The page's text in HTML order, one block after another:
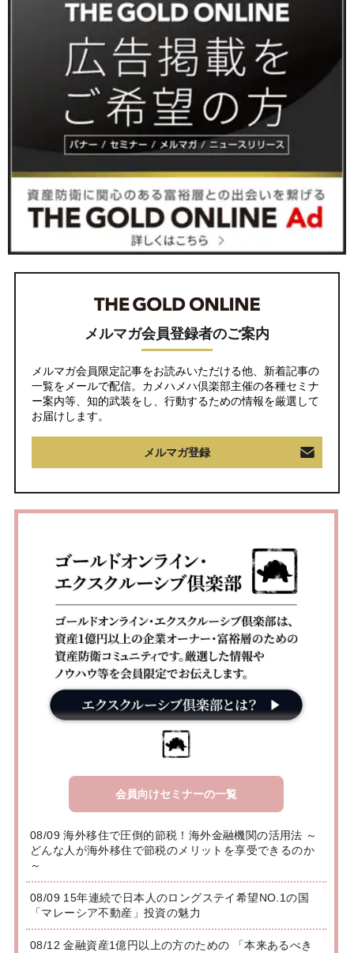
メルマガ会員登録者のご案内
メルマガ会員限定記事をお読みいただける他、新着記事の
一覧をメールで配信。カメハメハ倶楽部主催の各種セミナ
ー案内等、知的武装をし、行動するための情報を厳選して
お届けします。
メルマガ登録
会員向けセミナーの一覧
08/09 海外移住で圧倒的節税！海外金融機関の活用法 ～
どんな人が海外移住で節税のメリットを享受できるのか
～
08/09 15年連続で日本人のロングステイ希望NO.1の国
「マレーシア不動産」投資の魅力
08/12 金融資産1億円以上の方のための 「本来あるべき